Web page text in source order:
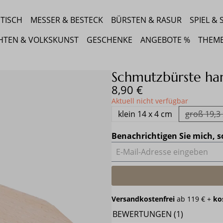
MESSER & BESTECK BÜRSTEN & RASUR
SPIEL &
& VOLKSKUNST
GESCHENKE ANGEBOTE %
Schmutzbürste
Regulärer Preis:
8,90 €
Aktuell nicht verfügbar
klein 14 x 4 cm groß 19,3
Benachrichtigen Sie mich,
E-Mail-Adresse eingeben
Versandkostenfrei ab 119 € +
BEWERTUNGEN (1)